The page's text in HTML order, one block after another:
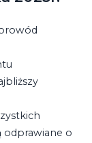
odprawiane o